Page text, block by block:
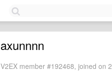
axunnnn
V2EX member #192468, joined on